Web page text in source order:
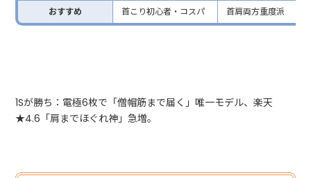
おすすめ
首こり初心者・コスパ 首肩両方重度派
1Sが勝ち：電極6枚で「僧帽筋まで届く」唯一モデル、楽天
★4.6「肩までほぐれ神」急増。